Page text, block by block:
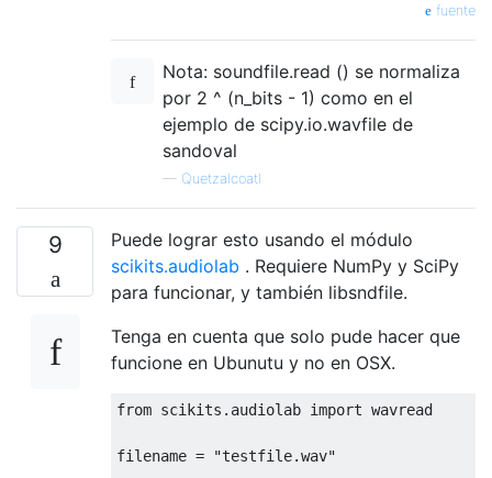
fuente
Nota: soundfile.read () se normaliza
por 2 ^ (n_bits - 1) como en el
ejemplo de scipy.io.wavfile de
sandoval
— Quetzalcoatl
9
Puede lograr esto usando el módulo
scikits.audiolab . Requiere NumPy y SciPy
para funcionar, y también libsndfile.
Tenga en cuenta que solo pude hacer que
funcione en Ubunutu y no en OSX.
from scikits.audiolab import wavread
filename = "testfile.wav"